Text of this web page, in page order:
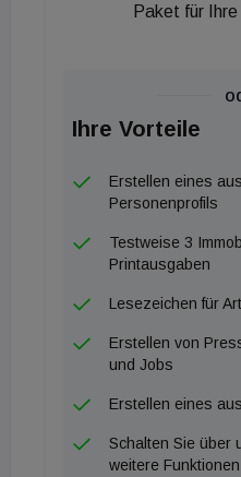
als auch die
anzuzeigen.
Paket für
Ihre Vorteile
Erstellen eines
Personenprofils
Testweise 3
Printausgaben
Lesezeichen für
Erstellen von
und Jobs
Erstellen eines
Schalten Sie über
weitere